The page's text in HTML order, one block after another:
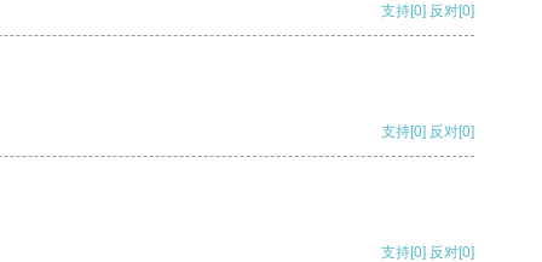
支持[0] 反对[0]
支持[0] 反对[0]
支持[0] 反对[0]